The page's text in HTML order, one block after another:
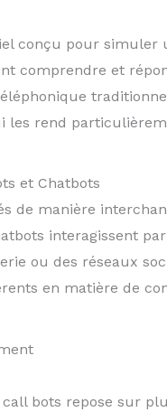
conçu pour simuler
comprendre et
les rend
et Chatbots
de manière
interagissent
ou des réseaux
en matière de
bots repose sur